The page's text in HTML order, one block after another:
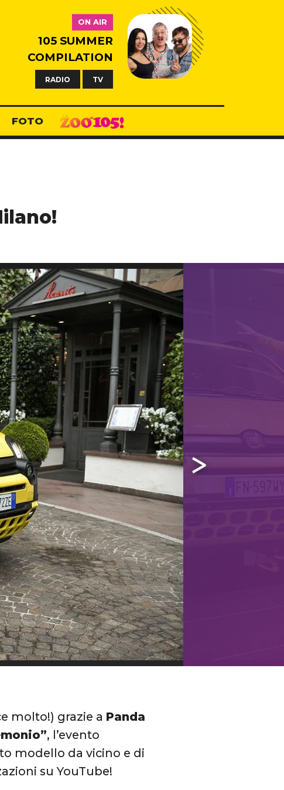
ON AIR
105 SUMMER
COMPILATION
RADIO TV
FOTO
molto!) grazie a Panda
, l’evento
modello da vicino e di
su YouTube!